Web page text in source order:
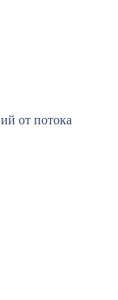
от потока